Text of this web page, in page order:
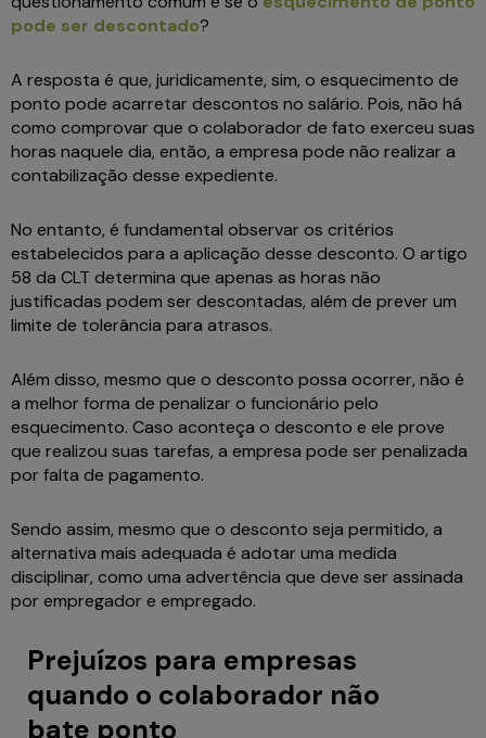
pode ser descontado?
A resposta é que, juridicamente, sim, o esquecimento de
ponto pode acarretar descontos no salário. Pois, não há
como comprovar que o colaborador de fato exerceu suas
horas naquele dia, então, a empresa pode não realizar a
contabilização desse expediente.
No entanto, é fundamental observar os critérios
estabelecidos para a aplicação desse desconto. O artigo
58 da CLT determina que apenas as horas não
justificadas podem ser descontadas, além de prever um
limite de tolerância para atrasos.
Além disso, mesmo que o desconto possa ocorrer, não é
a melhor forma de penalizar o funcionário pelo
esquecimento. Caso aconteça o desconto e ele prove
que realizou suas tarefas, a empresa pode ser penalizada
por falta de pagamento.
Sendo assim, mesmo que o desconto seja permitido, a
alternativa mais adequada é adotar uma medida
disciplinar, como uma advertência que deve ser assinada
por empregador e empregado.
Prejuízos para empresas
quando o colaborador não
bate ponto